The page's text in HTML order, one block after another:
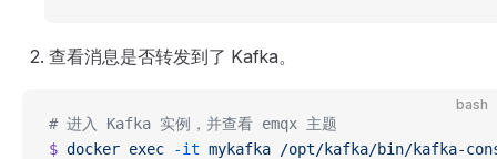
查看消息是否转发到了 Kafka。
bash
# 进入 Kafka 实例，并查看 emqx 主题
$ docker exec -it mykafka /opt/kafka/bin/kafka-